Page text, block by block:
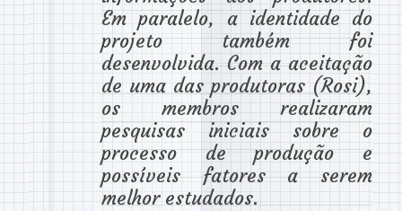
Em paralelo, a identidade do
projeto também foi
desenvolvida. Com a aceitação
de uma das produtoras (Rosi),
os membros realizaram
pesquisas iniciais sobre o
processo de produção e
possíveis fatores a serem
melhor estudados.